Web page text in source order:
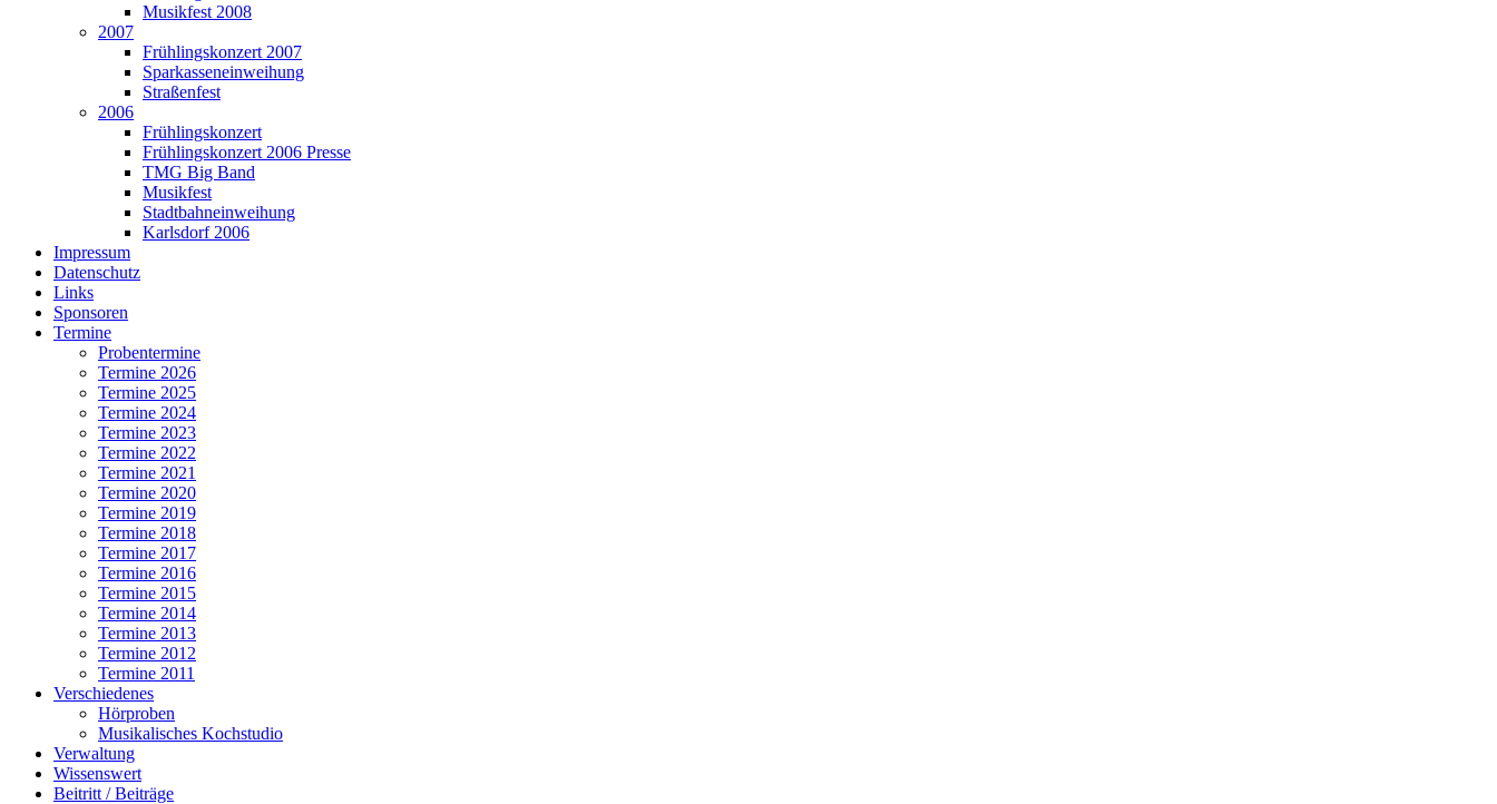
Musikfest 2008
2007
Frühlingskonzert 2007
Sparkasseneinweihung
Straßenfest
2006
Frühlingskonzert
Frühlingskonzert 2006 Presse
TMG Big Band
Musikfest
Stadtbahneinweihung
Karlsdorf 2006
Impressum
Datenschutz
Links
Sponsoren
Termine
Probentermine
Termine 2026
Termine 2025
Termine 2024
Termine 2023
Termine 2022
Termine 2021
Termine 2020
Termine 2019
Termine 2018
Termine 2017
Termine 2016
Termine 2015
Termine 2014
Termine 2013
Termine 2012
Termine 2011
Verschiedenes
Hörproben
Musikalisches Kochstudio
Verwaltung
Wissenswert
Beitritt / Beiträge